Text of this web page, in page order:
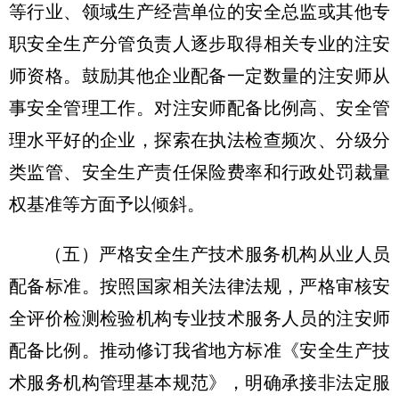
等行业、领域生产经营单位的安全总监或其他专
职安全生产分管负责人逐步取得相关专业的注安
师资格。鼓励其他企业配备一定数量的注安师从
事安全管理工作。对注安师配备比例高、安全管
理水平好的企业，探索在执法检查频次、分级分
类监管、安全生产责任保险费率和行政处罚裁量
权基准等方面予以倾斜。
（五）严格安全生产技术服务机构从业人员
配备标准。按照国家相关法律法规，严格审核安
全评价检测检验机构专业技术服务人员的注安师
配备比例。推动修订我省地方标准《安全生产技
术服务机构管理基本规范》，明确承接非法定服